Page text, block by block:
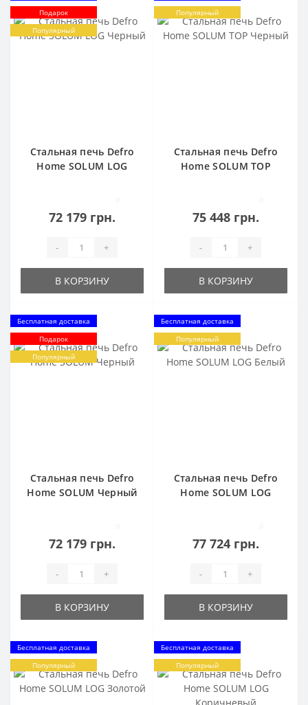
Подарок
Популярный
Стальная печь Defro
Home SOLUM LOG
72 179 грн.
- +
В КОРЗИНУ
Популярный
Стальная печь Defro
Home SOLUM TOP
75 448 грн.
- +
В КОРЗИНУ
Бесплатная доставка
Подарок
Популярный
Стальная печь Defro
Home SOLUM Черный
72 179 грн.
- +
В КОРЗИНУ
Бесплатная доставка
Популярный
Стальная печь Defro
Home SOLUM LOG
77 724 грн.
- +
В КОРЗИНУ
Бесплатная доставка
Популярный
Бесплатная доставка
Популярный